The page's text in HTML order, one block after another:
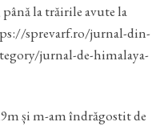
la trăirile avute la
sprevarf.ro/jurnal-din-
jurnal-de-himalaya-
și m-am îndrăgostit de